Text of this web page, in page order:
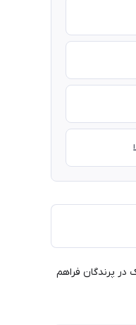
در پرندگان فراهم